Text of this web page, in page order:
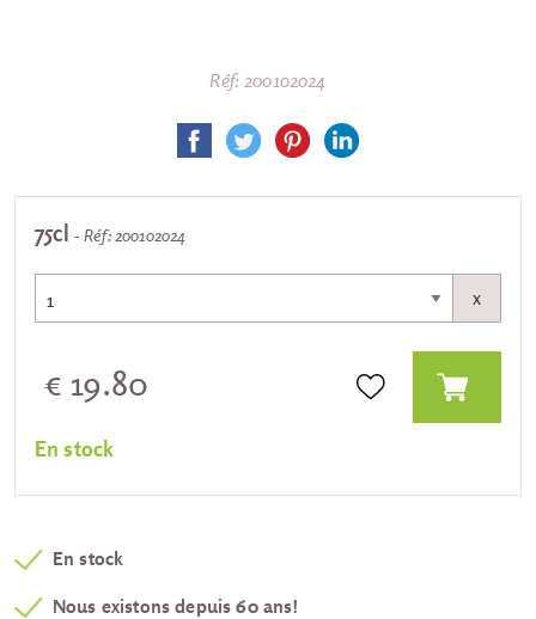
Réf: 200102024
75cl - Réf: 200102024
x
€ 19.80
En stock
En stock
Nous existons depuis 60 ans!